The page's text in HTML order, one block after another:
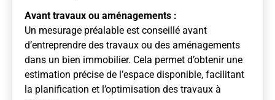
Avant travaux ou aménagements :
Un mesurage préalable est conseillé avant
d’entreprendre des travaux ou des aménagements
dans un bien immobilier. Cela permet d’obtenir une
estimation précise de l’espace disponible, facilitant
la planification et l’optimisation des travaux à